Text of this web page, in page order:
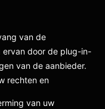
van de
ervan door de plug-in-
van de aanbieder.
rechten en
van uw